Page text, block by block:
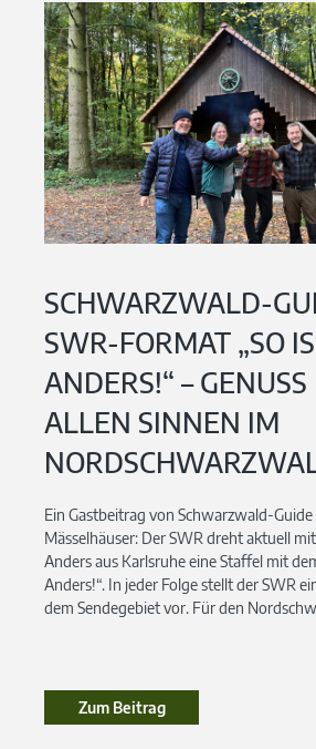
SCHWARZWALD-
SWR-FORMAT „SO
ANDERS!“ –
ALLEN SINNEN IM
Ein Gastbeitrag von Schwarzwald-Guide
Mässelhäuser: Der SWR dreht aktuell
Anders aus Karlsruhe eine Staffel mit
Anders!“. In jeder Folge stellt der SWR
dem Sendegebiet vor. Für den
Zum BeitragZum Beitrag